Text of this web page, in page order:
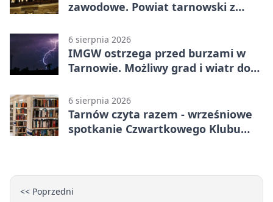
zawodowe. Powiat tarnowski z
6 sierpnia 2026
IMGW ostrzega przed burzami w
Tarnowie. Możliwy grad i wiatr do
6 sierpnia 2026
Tarnów czyta razem - wrześniowe
spotkanie Czwartkowego Klubu
<< Poprzedni